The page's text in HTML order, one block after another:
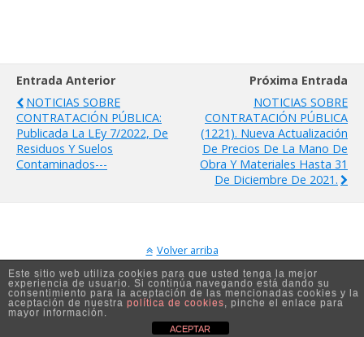
Entrada Anterior
NOTICIAS SOBRE
CONTRATACIÓN PÚBLICA:
Publicada La LEy 7/2022, De
Residuos Y Suelos
Contaminados---
Próxima Entrada
NOTICIAS SOBRE
CONTRATACIÓN PÚBLICA
(1221). Nueva Actualización
De Precios De La Mano De
Obra Y Materiales Hasta 31
De Diciembre De 2021.
Volver arriba
Móvil Escritorio
Este sitio web utiliza cookies para que usted tenga la mejor
experiencia de usuario. Si continúa navegando está dando su
consentimiento para la aceptación de las mencionadas cookies y la
aceptación de nuestra política de cookies , pinche el enlace para
mayor información.
ACEPTAR